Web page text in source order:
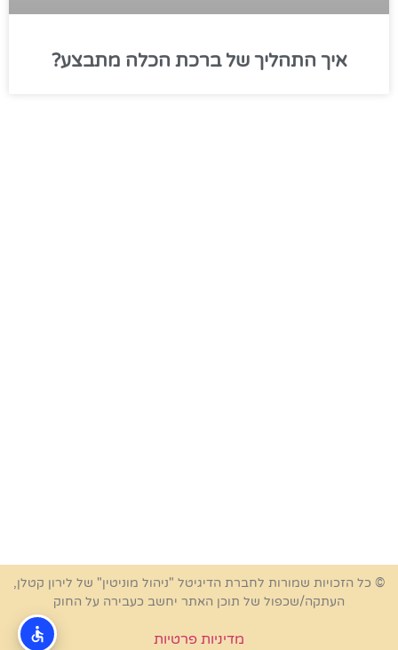
איך התהליך של ברכת הכלה מתבצע?
© כל הזכויות שמורות לחברת הדיגיטל "ניהול מוניטין" של לירון קטלן,
העתקה/שכפול של תוכן האתר יחשב כעבירה על החוק
מדיניות פרטיות